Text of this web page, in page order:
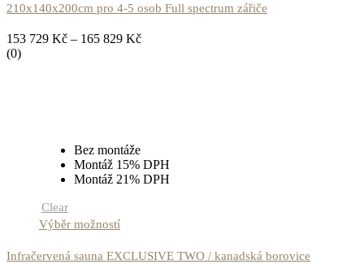
210x140x200cm pro 4-5 osob Full spectrum zářiče
153 729 Kč – 165 829 Kč
(0)
Bez montáže
Montáž 15% DPH
Montáž 21% DPH
Clear
Výběr možností
Infračervená sauna EXCLUSIVE TWO / kanadská borovice